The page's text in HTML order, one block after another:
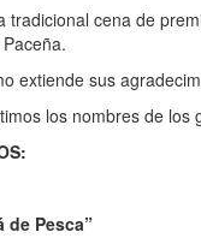
tradicional cena de
extiende sus
los nombres de los
de Pesca”